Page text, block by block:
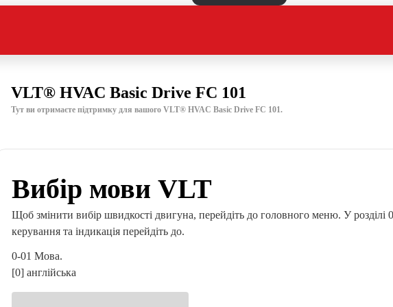
VLT® HVAC Basic Drive FC 101
Тут ви отримаєте підтримку для вашого VLT® HVAC Basic Drive FC 101.
Вибір мови VLT
Щоб змінити вибір швидкості двигуна, перейдіть до головного меню. У розділі
керування та індикація перейдіть до.
0-01 Мова.
[0] англійська